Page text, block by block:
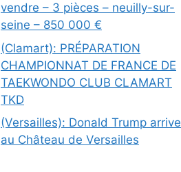
vendre – 3 pièces – neuilly-sur-
seine – 850 000 €
(Clamart): PRÉPARATION
CHAMPIONNAT DE FRANCE DE
TAEKWONDO CLUB CLAMART
TKD
(Versailles): Donald Trump arrive
au Château de Versailles